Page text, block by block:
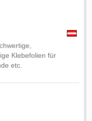
Klebefolien für
etc.